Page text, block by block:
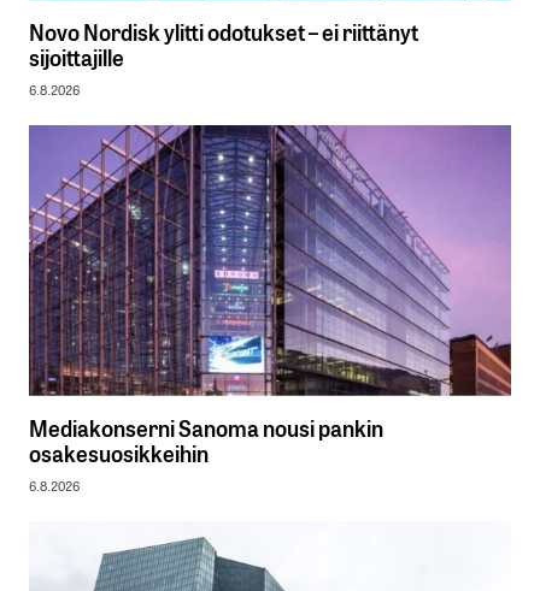
Novo Nordisk ylitti odotukset – ei riittänyt
sijoittajille
6.8.2026
Mediakonserni Sanoma nousi pankin
osakesuosikkeihin
6.8.2026